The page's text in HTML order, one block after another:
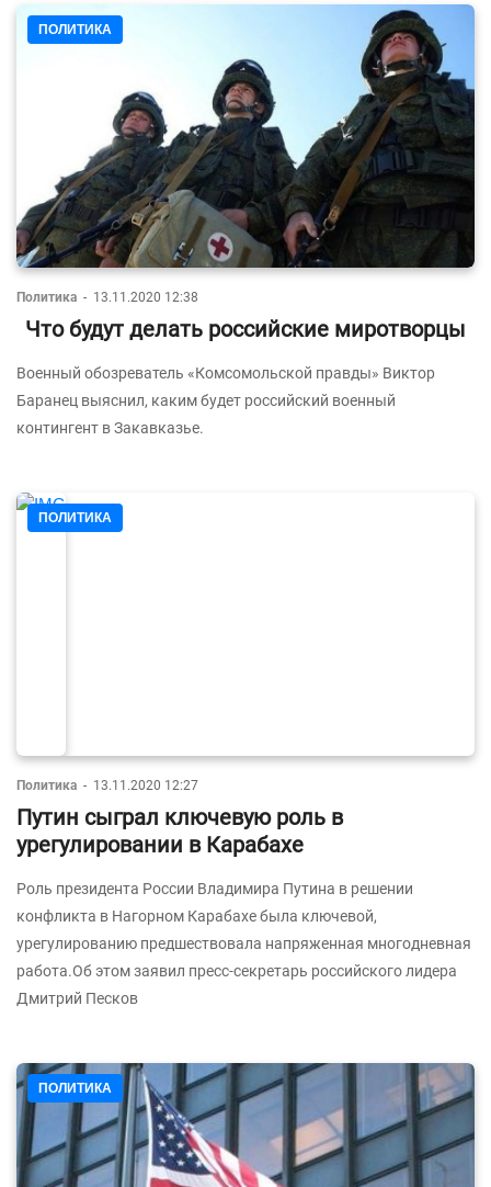
ПОЛИТИКА
Политика - 13.11.2020 12:38
Что будут делать российские миротворцы
Военный обозреватель «Комсомольской правды» Виктор
Баранец выяснил, каким будет российский военный
контингент в Закавказье.
ПОЛИТИКА
Политика - 13.11.2020 12:27
Путин сыграл ключевую роль в
урегулировании в Карабахе
Роль президента России Владимира Путина в решении
конфликта в Нагорном Карабахе была ключевой,
урегулированию предшествовала напряженная многодневная
работа.Об этом заявил пресс-секретарь российского лидера
Дмитрий Песков
ПОЛИТИКА